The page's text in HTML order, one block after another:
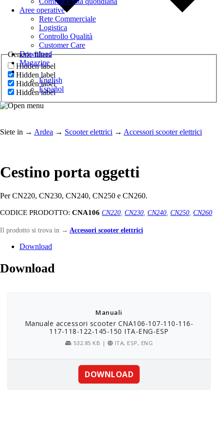
Generic filters
Hidden label
Hidden label
Hidden label
Hidden label
Aree operative
Rete Commerciale
Logistica
Controllo Qualità
Customer Care
Download
Magazine
English
Español
Siete in → Ardea → Scooter elettrici → Accessori scooter elettrici
Cestino porta oggetti
Per CN220, CN230, CN240, CN250 e CN260.
CODICE PRODOTTO: CNA106 CN220 CN230 CN240 CN250 CN260
Il prodotto si trova in → Accessori scooter elettrici
Download
Download